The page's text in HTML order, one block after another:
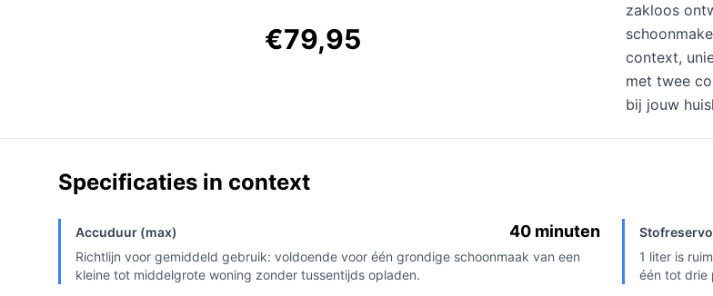
€79,95
zakloos
context,
met twee
bij jouw
Specificaties in context
Accuduur (max) 40 minuten
Richtlijn voor gemiddeld gebruik: voldoende voor één grondige schoonmaak van een
kleine tot middelgrote woning zonder tussentijds opladen.
1 liter is
één tot drie